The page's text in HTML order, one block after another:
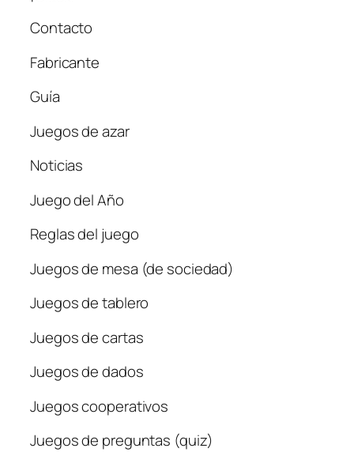
Contacto
Fabricante
Guía
Juegos de azar
Noticias
Juego del Año
Reglas del juego
Juegos de mesa (de sociedad)
Juegos de tablero
Juegos de cartas
Juegos de dados
Juegos cooperativos
Juegos de preguntas (quiz)